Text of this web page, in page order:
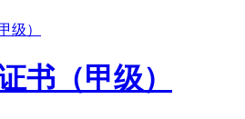
书（甲级）